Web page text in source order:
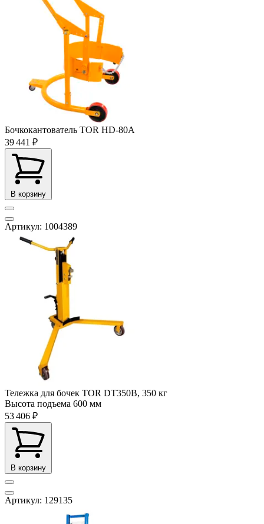
Бочкокантователь TOR HD-80A
39 441 ₽
В корзину
Артикул: 1004389
Тележка для бочек TOR DT350B, 350 кг
Высота подъема 600 мм
53 406 ₽
В корзину
Артикул: 129135